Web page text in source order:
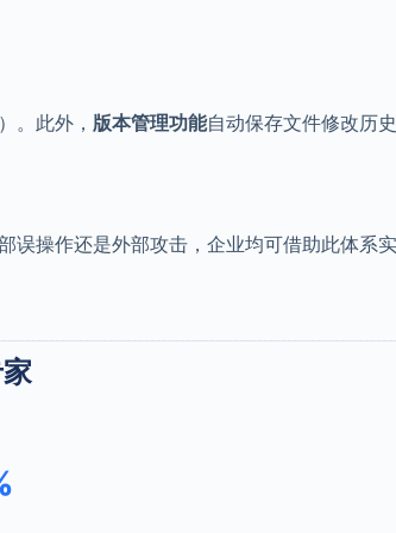
。此外， 版本管理功能自动保存文件修改历
操作还是外部攻击，企业均可借助此体系